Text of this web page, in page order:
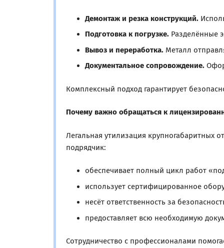
Демонтаж и резка конструкций.
Подготовка к погрузке.Разделённые
Вывоз и переработка.Металл
Документальное сопровождение.
Комплексный подход гарантирует
Почему важно обращаться к
Легальная утилизация крупногабаритных
подрядчик:
обеспечивает полный цикл работ
использует сертифицированное
несёт ответственность за
предоставляет всю необходимую
Сотрудничество с профессионалами